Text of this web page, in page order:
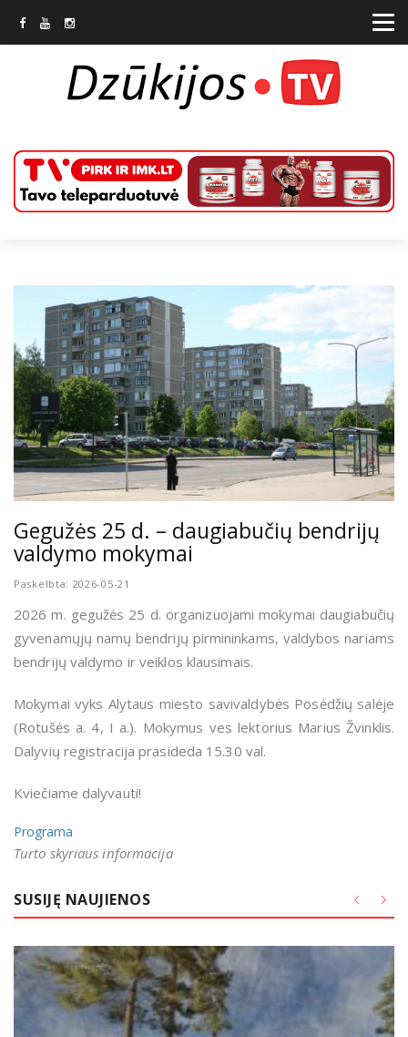
Gegužės 25 d. – daugiabučių bendrijų
valdymo mokymai
Paskelbta: 2026-05-21
2026 m. gegužės 25 d. organizuojami mokymai daugiabučių
gyvenamųjų namų bendrijų pirmininkams, valdybos nariams
bendrijų valdymo ir veiklos klausimais.
Mokymai vyks Alytaus miesto savivaldybės Posėdžių salėje
(Rotušės a. 4, I a.). Mokymus ves lektorius Marius Žvinklis.
Dalyvių registracija prasideda 15.30 val.
Kviečiame dalyvauti!
Programa
Turto skyriaus informacija
SUSIJĘ NAUJIENOS